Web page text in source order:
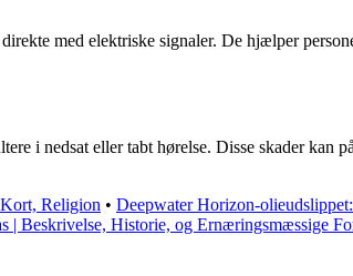
med elektriske signaler. De hjælper
i nedsat eller tabt hørelse. Disse skader
Religion • Deepwater Horizon-
| Beskrivelse, Historie, og Ernæringsmæssige